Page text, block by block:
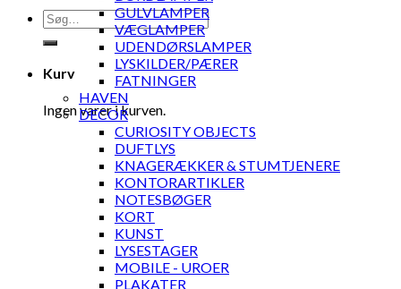
Søg
efter:
Kurv
Ingen varer i kurven.
GULVLAMPER
VÆGLAMPER
UDENDØRSLAMPER
LYSKILDER/PÆRER
FATNINGER
HAVEN
DECOR
CURIOSITY OBJECTS
DUFTLYS
KNAGERÆKKER & STUMTJENERE
KONTORARTIKLER
NOTESBØGER
KORT
KUNST
LYSESTAGER
MOBILE - UROER
PLAKATER